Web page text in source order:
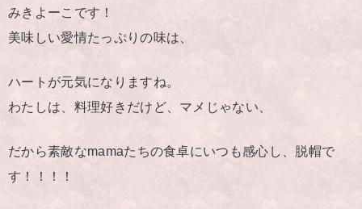
みきよーこです！
美味しい愛情たっぷりの味は、
ハートが元気になりますね。
わたしは、料理好きだけど、マメじゃない、
だから素敵なmamaたちの食卓にいつも感心し、脱帽で
す！！！！